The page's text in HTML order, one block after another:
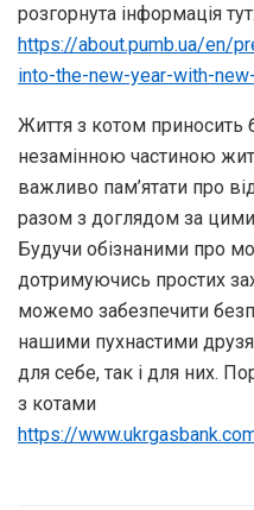
розгорнута інформація тут:
https://about.pumb.ua/en/
into-the-new-year-with-
Життя з котом приносить
незамінною частиною
важливо пам’ятати про
разом з доглядом за
Будучи обізнаними про
дотримуючись простих
можемо забезпечити
нашими пухнастими
для себе, так і для них.
з котами
https://